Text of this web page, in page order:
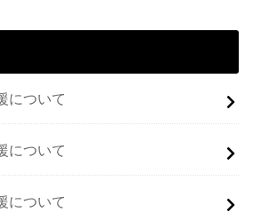
について
について
について